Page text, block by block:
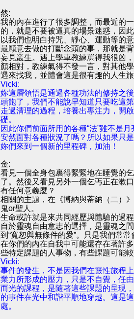
然:
我的內在進行了很多調整，而最近的
的，就是不要被逼真的場景迷惑，因
以我們也明白持咒、靜心、運動等的
最願意去做的打斷念頭的事，那就是
妄見叢生。遇上學車教練罵得我很凶
顏相對，教練氣得不發一言，對其他
遇來找我，並體會這是很有趣的人生
Vicki:
妳這層領悟是通過各種功法的修持之
頭飽了，我們不能說早知道只要吃這
走過清理的過程，培養出專注力，開
礎。
因此你們前面所用的各種“法”雖不是
安然面對各種狀況了嗎？所以如果只
妳們來到一個新的里程碑，加油！
金:
看見一個全身包裹得緊緊地在睡覺的
了。然後又看見另外一個乞丐正在漱
有任何意義麼？
相關的主題，在《博納與蒂納（二）
鬼or聖人。
生命或許就是來共同經歷與體驗的過
自於靈魂自由意志的選擇，是靈魂之
到“寬恕與無條件的愛”。只是我們常
在你們的內在自我中可能還存在著許
些特定課題的人事物，有些課題可能
Vicki:
事件的發生，不是因我們在靈性旅程
業力所形成的壓力，只是不自覺，任
而光的課程，是隨著這些課題的呈現
的事件在光中和諧平順地穿越。這是
處。